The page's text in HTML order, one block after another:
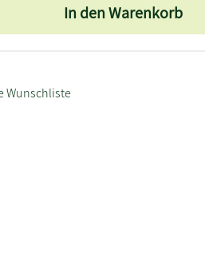
In den Warenkorb
Wunschliste